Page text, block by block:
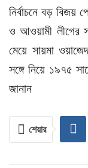
নির্বাচনে বড় বিজয়
ও আওয়ামী লীগের
মেয়ে সায়মা
সঙ্গে নিয়ে ১৯৭৫
জানান
শেয়ার